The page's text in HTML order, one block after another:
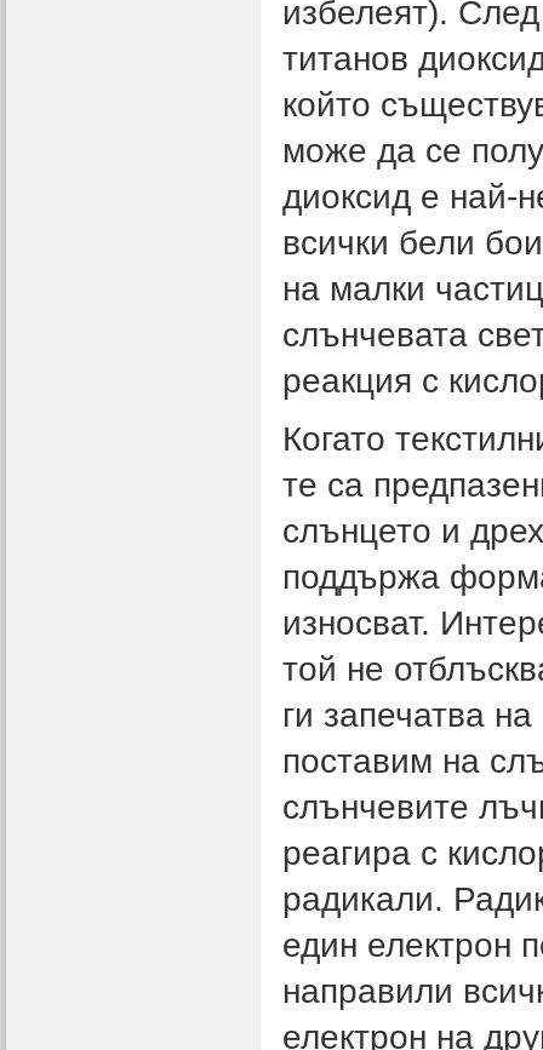
избелеят).
титанов
който
може да се
диоксид е най-
всички бели
на малки
слънчевата
реакция с
Когато
те са
слънцето и
поддържа
износват.
той не
ги запечатва
поставим на
слънчевите
реагира с
радикали.
един електрон
направили
електрон на